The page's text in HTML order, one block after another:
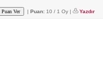
| Puan: 10 / 1 Oy | Yazdır